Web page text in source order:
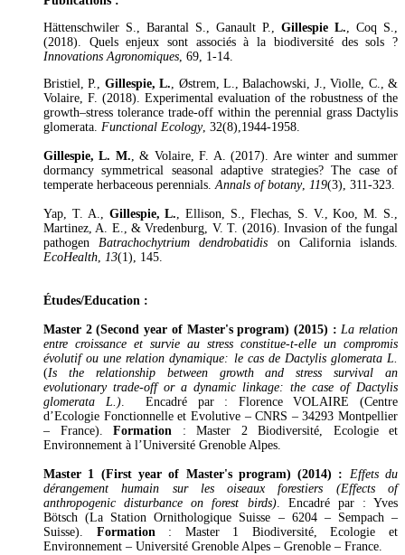
Hättenschwiler S., Barantal S., Ganault P., Gillespie L., Coq S.,
(2018). Quels enjeux sont associés à la biodiversité des sols ?
Innovations Agronomiques, 69, 1-14.
Bristiel, P., Gillespie, L., Østrem, L., Balachowski, J., Violle, C., &
Volaire, F. (2018). Experimental evaluation of the robustness of the
growth–stress tolerance trade‐off within the perennial grass Dactylis
glomerata. Functional Ecology, 32(8),1944-1958.
Gillespie, L. M., & Volaire, F. A. (2017). Are winter and summer
dormancy symmetrical seasonal adaptive strategies? The case of
temperate herbaceous perennials.Annals of botany, 119(3), 311-323.
Yap, T. A., Gillespie, L., Ellison, S., Flechas, S. V., Koo, M. S.,
Martinez, A. E., & Vredenburg, V. T. (2016). Invasion of the fungal
pathogenBatrachochytrium dendrobatidis on California islands.
EcoHealth, 13(1), 145.
Études/Education :
Master 2 (Second year of Master's program) (2015) : La relation
entre croissance et survie au stress constitue-t-elle un compromis
évolutif ou une relation dynamique: le cas de Dactylis glomerata L.
(Is the relationship between growth and stress survival an
evolutionary trade-off or a dynamic linkage: the case of Dactylis
glomerata L.). Encadré par : Florence VOLAIRE (Centre
d’Ecologie Fonctionnelle et Evolutive – CNRS – 34293 Montpellier
– France). Formation : Master 2 Biodiversité, Ecologie et
Environnement à l’Université Grenoble Alpes.
Master 1 (First year of Master's program) (2014) : Effets du
dérangement humain sur les oiseaux forestiers (Effects of
anthropogenic disturbance on forest birds). Encadré par : Yves
Bötsch (La Station Ornithologique Suisse – 6204 – Sempach –
Suisse). Formation : Master 1 Biodiversité, Ecologie et
Environnement – Université Grenoble Alpes – Grenoble – France.